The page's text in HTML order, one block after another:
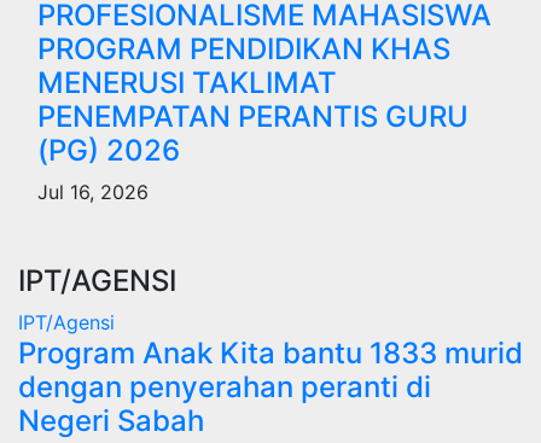
PROFESIONALISME MAHASISWA
PROGRAM PENDIDIKAN KHAS
MENERUSI TAKLIMAT
PENEMPATAN PERANTIS GURU
(PG) 2026
Jul 16, 2026
IPT/AGENSI
IPT/Agensi
Program Anak Kita bantu 1833 murid
dengan penyerahan peranti di
Negeri Sabah